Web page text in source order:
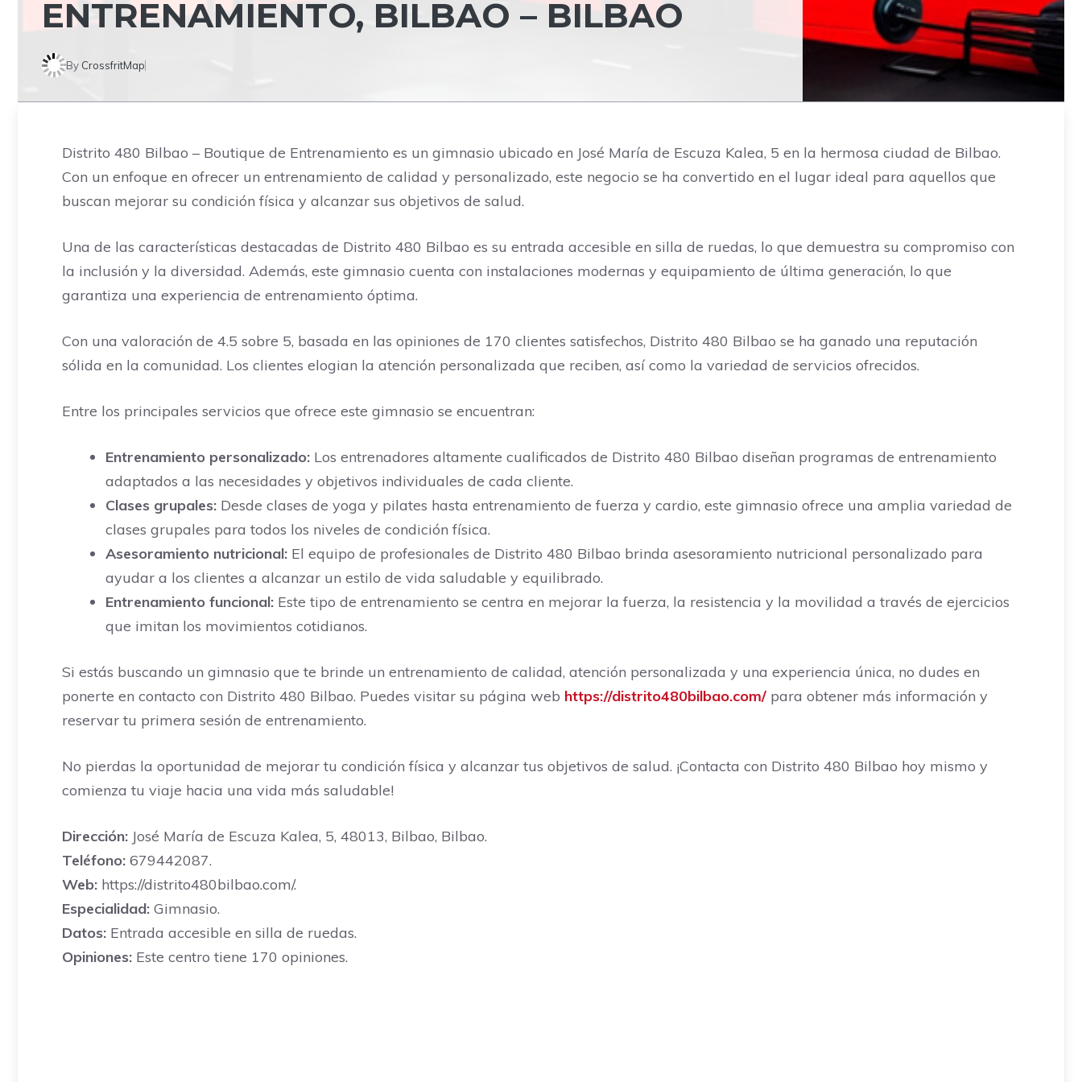
ENTRENAMIENTO, BILBAO – BILBAO
By CrossfritMap
Distrito 480 Bilbao – Boutique de Entrenamiento es un gimnasio ubicado en José María de Escuza Kalea, 5 en la hermosa ciudad de Bilbao.
Con un enfoque en ofrecer un entrenamiento de calidad y personalizado, este negocio se ha convertido en el lugar ideal para aquellos que
buscan mejorar su condición física y alcanzar sus objetivos de salud.
Una de las características destacadas de Distrito 480 Bilbao es su entrada accesible en silla de ruedas, lo que demuestra su compromiso con
la inclusión y la diversidad. Además, este gimnasio cuenta con instalaciones modernas y equipamiento de última generación, lo que
garantiza una experiencia de entrenamiento óptima.
Con una valoración de 4.5 sobre 5, basada en las opiniones de 170 clientes satisfechos, Distrito 480 Bilbao se ha ganado una reputación
sólida en la comunidad. Los clientes elogian la atención personalizada que reciben, así como la variedad de servicios ofrecidos.
Entre los principales servicios que ofrece este gimnasio se encuentran:
Entrenamiento personalizado: Los entrenadores altamente cualificados de Distrito 480 Bilbao diseñan programas de entrenamiento
adaptados a las necesidades y objetivos individuales de cada cliente.
Clases grupales: Desde clases de yoga y pilates hasta entrenamiento de fuerza y cardio, este gimnasio ofrece una amplia variedad de
clases grupales para todos los niveles de condición física.
Asesoramiento nutricional: El equipo de profesionales de Distrito 480 Bilbao brinda asesoramiento nutricional personalizado para
ayudar a los clientes a alcanzar un estilo de vida saludable y equilibrado.
Entrenamiento funcional: Este tipo de entrenamiento se centra en mejorar la fuerza, la resistencia y la movilidad a través de ejercicios
que imitan los movimientos cotidianos.
Si estás buscando un gimnasio que te brinde un entrenamiento de calidad, atención personalizada y una experiencia única, no dudes en
ponerte en contacto con Distrito 480 Bilbao. Puedes visitar su página web https://distrito480bilbao.com/ para obtener más información y
reservar tu primera sesión de entrenamiento.
No pierdas la oportunidad de mejorar tu condición física y alcanzar tus objetivos de salud. ¡Contacta con Distrito 480 Bilbao hoy mismo y
comienza tu viaje hacia una vida más saludable!
Dirección: José María de Escuza Kalea, 5, 48013, Bilbao, Bilbao.
Teléfono: 679442087.
Web: https://distrito480bilbao.com/.
Especialidad: Gimnasio.
Datos: Entrada accesible en silla de ruedas.
Opiniones: Este centro tiene 170 opiniones.